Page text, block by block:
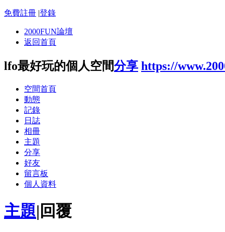
免費註冊 |登錄
2000FUN論壇
返回首頁
lfo最好玩的個人空間分享 https://
空間首頁
動態
記錄
日誌
相冊
主題
分享
好友
留言板
個人資料
主題| 回覆